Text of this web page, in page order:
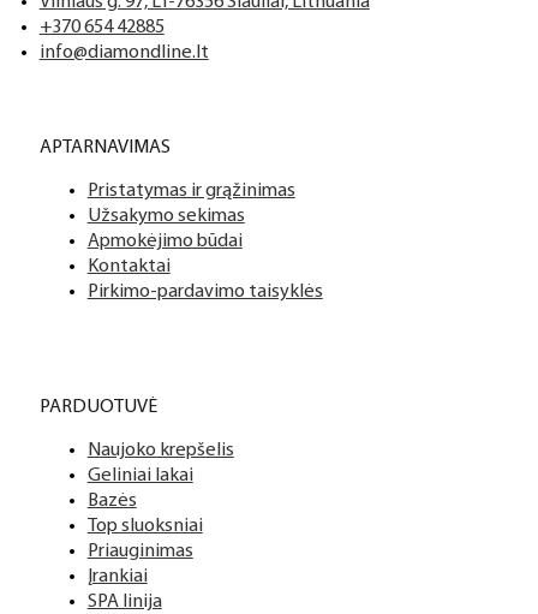
+370 654 42885
info@diamondline.lt
APTARNAVIMAS
Pristatymas ir grąžinimas
Užsakymo sekimas
Apmokėjimo būdai
Kontaktai
Pirkimo-pardavimo taisyklės
PARDUOTUVĖ
Naujoko krepšelis
Geliniai lakai
Bazės
Top sluoksniai
Priauginimas
Įrankiai
SPA linija